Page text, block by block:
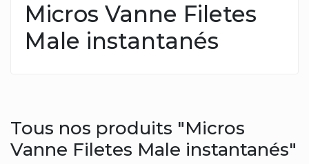
Micros Vanne Filetes
Male instantanés
Tous nos produits "Micros
Vanne Filetes Male instantanés"